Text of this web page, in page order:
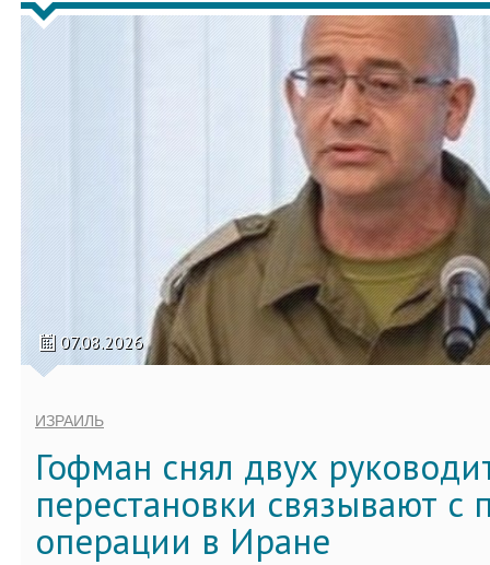
07.08.2026
ИЗРАИЛЬ
Гофман снял двух
перестановки связывают с
операции в Иране